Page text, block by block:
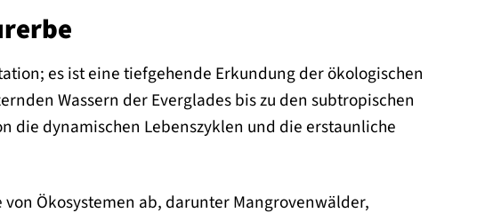
es ist eine tiefgehende Erkundung der ökologischen
Wassern der Everglades bis zu den subtropischen
die dynamischen Lebenszyklen und die erstaunliche
Ökosystemen ab, darunter Mangrovenwälder,